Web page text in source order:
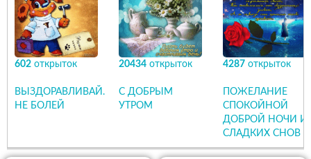
602 открыток
ВЫЗДОРАВЛИВАЙ.
НЕ БОЛЕЙ
20434 открыток
С ДОБРЫМ
УТРОМ
4287 открыток
ПОЖЕЛАНИЕ
СПОКОЙНОЙ
ДОБРОЙ НОЧИ И
СЛАДКИХ СНОВ